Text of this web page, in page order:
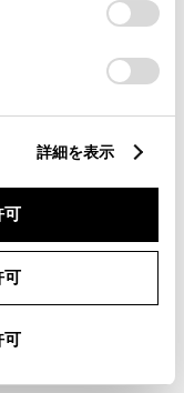
いて
」をご覧くだ
詳細を表示
可
可
可
います。（ロータリーエンジ